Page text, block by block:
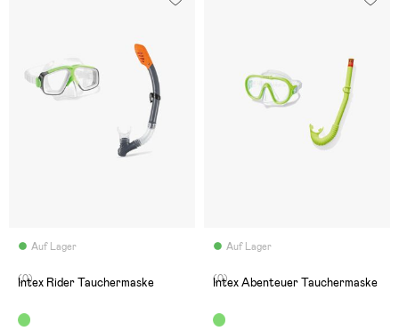
Auf Lager
(0)
Intex Rider Tauchermaske
Auf Lager
(0)
Intex Abenteuer Tauchermaske